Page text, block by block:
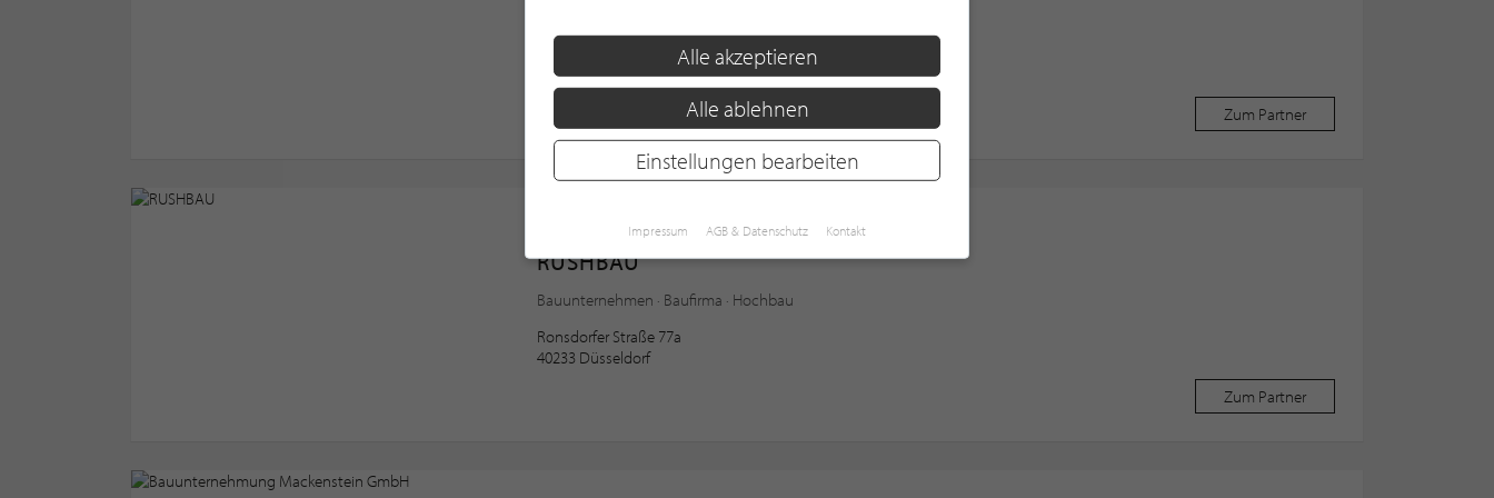
40724 Hilden
Zum Partner
Bauunternehmen
RUSHBAU
Bauunternehmen · Baufirma · Hochbau
Ronsdorfer Straße 77a
40233 Düsseldorf
Zum Partner
Alle akzeptieren
Alle ablehnen
Einstellungen bearbeiten
Impressum AGB & Datenschutz Kontakt